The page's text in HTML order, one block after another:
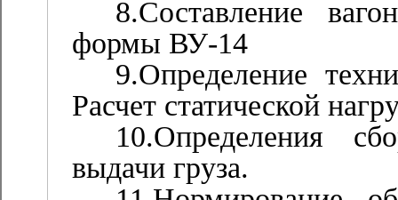
8.Составление
формы ВУ-14
9.Определение
Расчет статической
10.Определения
выдачи груза.